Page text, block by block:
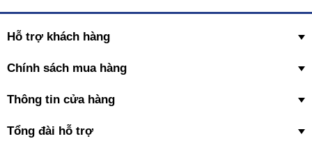
Hỗ trợ khách hàng
Chính sách mua hàng
Thông tin cửa hàng
Tổng đài hỗ trợ